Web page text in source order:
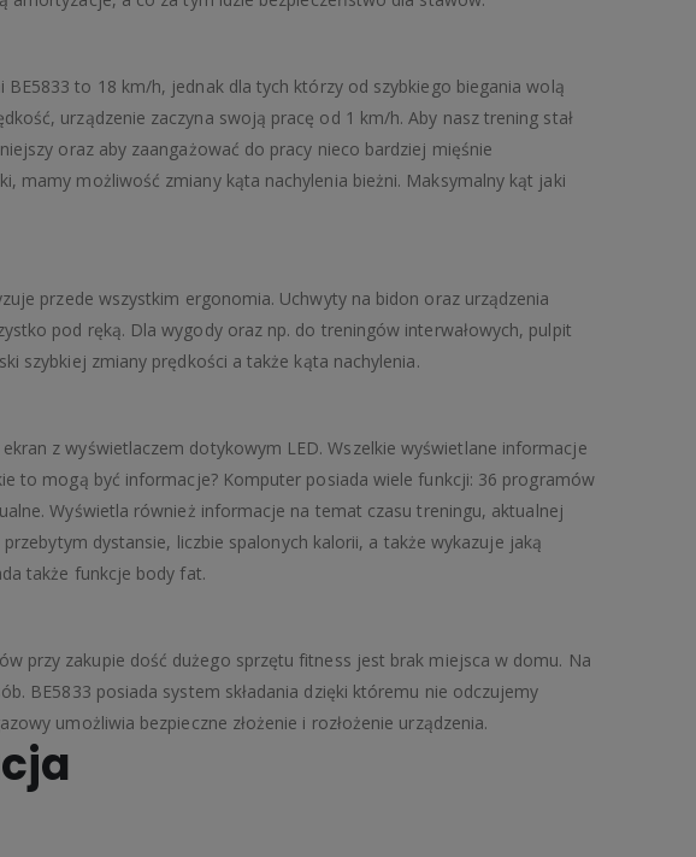
BE5833 to 18 km/h, jednak dla tych którzy od szybkiego biegania wolą
urządzenie zaczyna swoją pracę od 1 km/h. Aby nasz trening stał
oraz aby zaangażować do pracy nieco bardziej mięśnie
mamy możliwość zmiany kąta nachylenia bieżni. Maksymalny kąt jaki
przede wszystkim ergonomia. Uchwyty na bidon oraz urządzenia
pod ręką. Dla wygody oraz np. do treningów interwałowych, pulpit
szybkiej zmiany prędkości a także kąta nachylenia.
z wyświetlaczem dotykowym LED. Wszelkie wyświetlane informacje
to mogą być informacje? Komputer posiada wiele funkcji: 36 programów
Wyświetla również informacje na temat czasu treningu, aktualnej
dystansie, liczbie spalonych kalorii, a także wykazuje jaką
także funkcje body fat.
przy zakupie dość dużego sprzętu fitness jest brak miejsca w domu. Na
BE5833 posiada system składania dzięki któremu nie odczujemy
umożliwia bezpieczne złożenie i rozłożenie urządzenia.